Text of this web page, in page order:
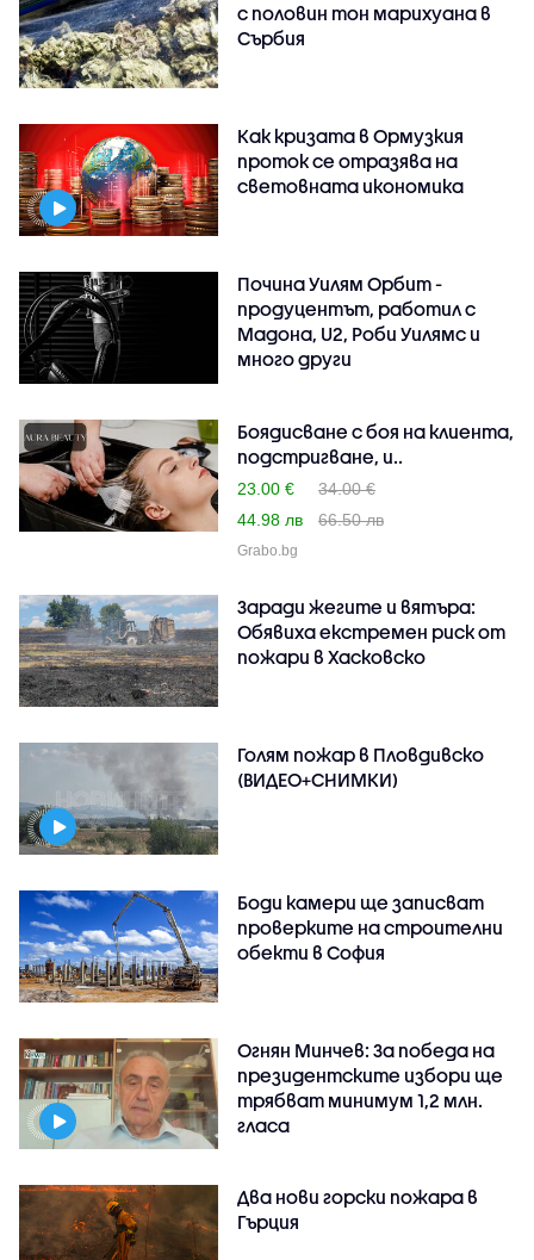
с половин тон марихуана в
Сърбия
Как кризата в Ормузкия
проток се отразява на
световната икономика
Почина Уилям Орбит -
продуцентът, работил с
Мадона, U2, Роби Уилямс и
много други
Боядисване с боя на клиента,
подстригване, и..
23.00 €
34.00 €
44.98 лв
66.50 лв
Grabo.bg
Заради жегите и вятъра:
Обявиха екстремен риск от
пожари в Хасковско
Голям пожар в Пловдивско
(ВИДЕО+СНИМКИ)
Боди камери ще записват
проверките на строителни
обекти в София
Огнян Минчев: За победа на
президентските избори ще
трябват минимум 1,2 млн.
гласа
Два нови горски пожара в
Гърция